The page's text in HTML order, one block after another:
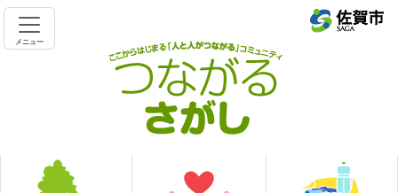
メニュー